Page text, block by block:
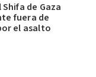
de Gaza
fuera de
el asalto